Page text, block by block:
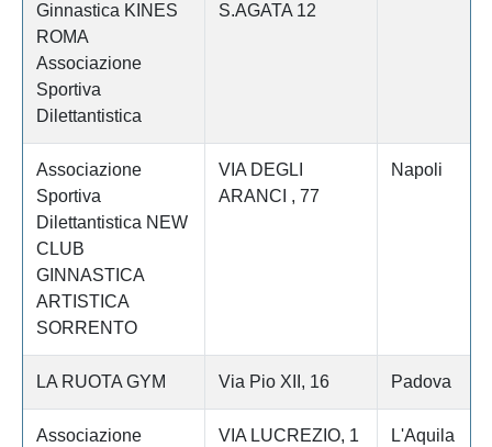
Ginnastica KINES
ROMA
Associazione
Sportiva
Dilettantistica
S.AGATA 12
Associazione
Sportiva
Dilettantistica NEW
CLUB
GINNASTICA
ARTISTICA
SORRENTO
VIA DEGLI
ARANCI , 77
Napoli
LA RUOTA GYM Via Pio XII, 16 Padova
Associazione
VIA LUCREZIO, 1 L'Aquila